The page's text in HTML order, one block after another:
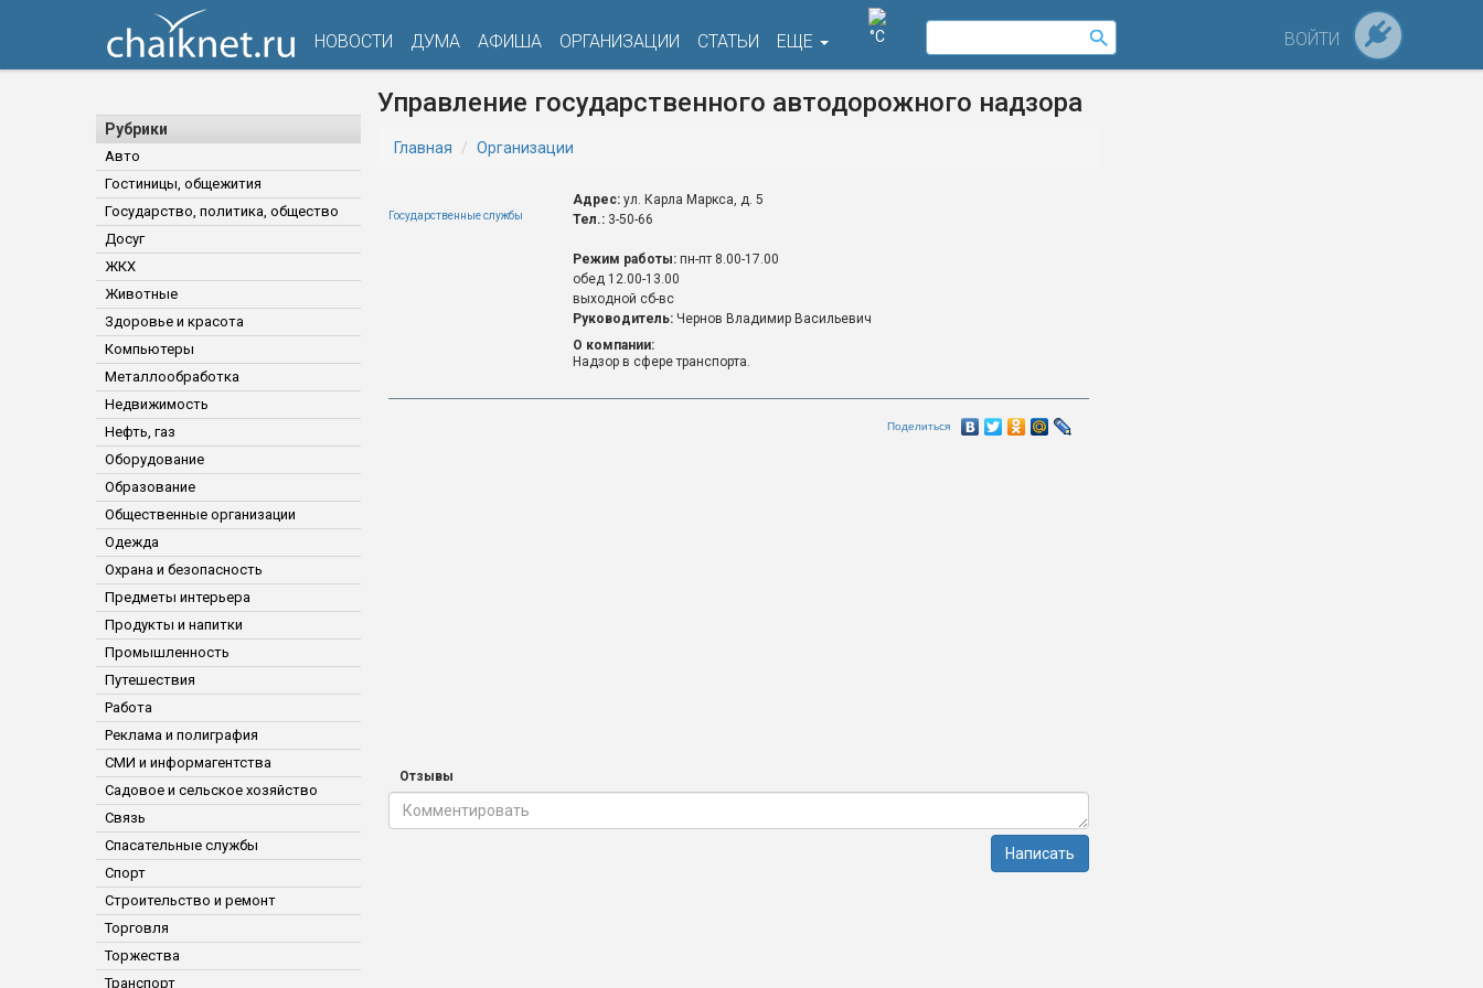
НОВОСТИ ДУМА АФИША ОРГАНИЗАЦИИ СТАТЬИ ЕЩЕ °C ВОЙТИ
Рубрики
Авто
Гостиницы, общежития
Государство, политика, общество
Досуг
ЖКХ
Животные
Здоровье и красота
Компьютеры
Металлообработка
Недвижимость
Нефть, газ
Оборудование
Образование
Общественные организации
Одежда
Охрана и безопасность
Предметы интерьера
Продукты и напитки
Промышленность
Путешествия
Работа
Реклама и полиграфия
СМИ и информагентства
Садовое и сельское хозяйство
Связь
Спасательные службы
Спорт
Строительство и ремонт
Торговля
Торжества
Транспорт
Управление государственного автодорожного надзора
Главная Организации
Государственные службы
Адрес: ул. Карла Маркса, д. 5
Тел.: 3-50-66
Режим работы: пн-пт 8.00-17.00
обед 12.00-13.00
выходной сб-вс
Руководитель: Чернов Владимир Васильевич
О компании:
Надзор в сфере транспорта.
Поделиться
Отзывы
Написать